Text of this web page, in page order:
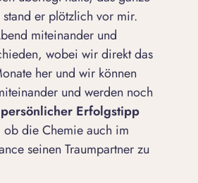
er plötzlich vor mir.
miteinander und
wobei wir direkt das
her und wir können
und werden noch
Erfolgstipp
die Chemie auch im
seinen Traumpartnerzu